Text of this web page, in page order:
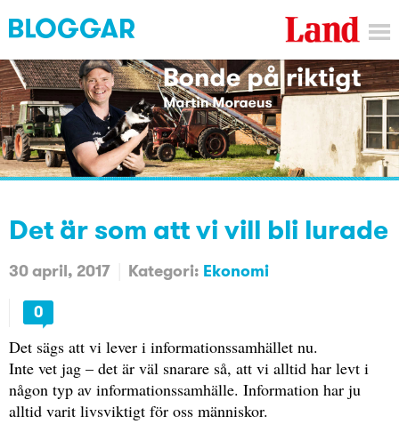
Det är som att vi vill bli lurade
30 april, 2017 Kategori: Ekonomi
0
Det sägs att vi lever i informationssamhället nu.
Inte vet jag – det är väl snarare så, att vi alltid har levt i
någon typ av informationssamhälle. Information har ju
alltid varit livsviktigt för oss människor.